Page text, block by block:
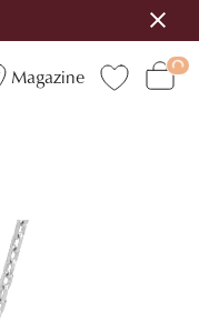
Magazine